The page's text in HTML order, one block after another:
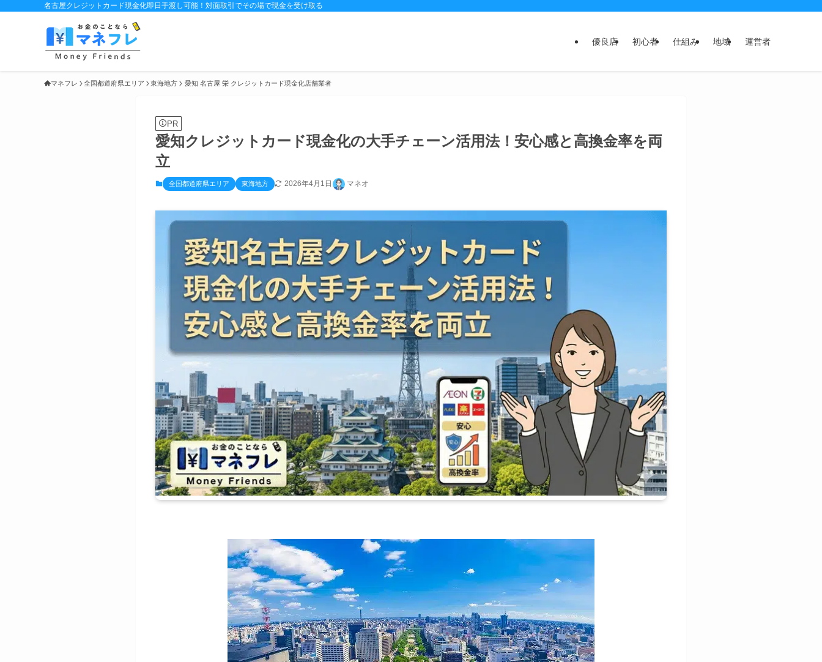
名古屋クレジットカード現金化即日手渡し可能！対面取引でその場で現金を受け取る
優良店 初心者 仕組み 地域 運営者
マネフレ 全国都道府県エリア 東海地方 愛知 名古屋 栄 クレジットカード現金化店舗業者
PR
愛知クレジットカード現金化の大手チェーン活用法！安心感と高換金率を両
立
全国都道府県エリア 東海地方 2026年4月1日 マネオ